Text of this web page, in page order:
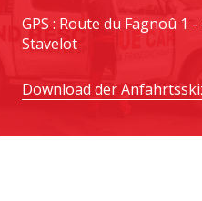
GPS : Route du Fagnoû 1 -
Stavelot
Download der